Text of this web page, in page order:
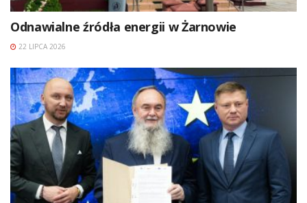
Odnawialne źródła energii w Żarnowie
22 LIPCA 2026